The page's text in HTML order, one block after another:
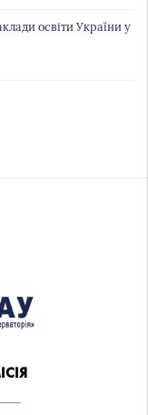
освіти України у